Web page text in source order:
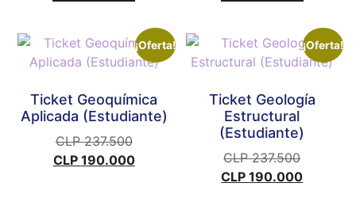
¡Oferta!
Ticket Geoquímica
Aplicada (Estudiante)
CLP237.500
CLP 190.000
¡Oferta!
Ticket Geología
Estructural
(Estudiante)
CLP237.500
CLP190.000